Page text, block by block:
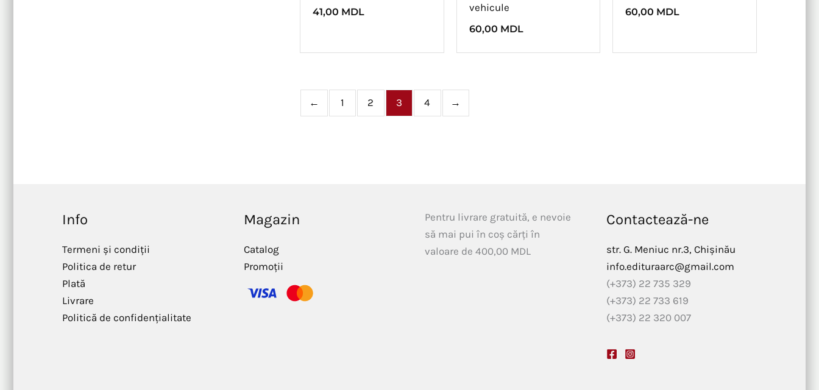
41,00 MDL
vehicule
60,00 MDL
60,00 MDL
← 1 2 3 4 →
Info
Termeni și condiții
Politica de retur
Plată
Livrare
Politică de confidențialitate
Magazin
Catalog
Promoții
Pentru livrare gratuită, e nevoie
să mai pui în coș cărți în
valoare de 400,00 MDL
Contactează-ne
str. G. Meniuc nr.3, Chișinău
info.edituraarc@gmail.com
(+373) 22 735 329
(+373) 22 733 619
(+373) 22 320 007